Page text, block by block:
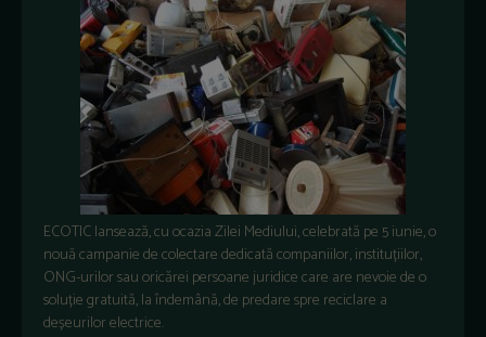
ECOTIC lansează, cu ocazia Zilei Mediului, celebrată pe 5 iunie, o
nouă campanie de colectare dedicată companiilor, instituțiilor,
ONG-urilor sau oricărei persoane juridice care are nevoie de o
soluție gratuită, la îndemână, de predare spre reciclare a
deșeurilor electrice.